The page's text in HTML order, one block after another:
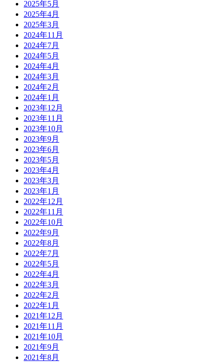
2025年5月
2025年4月
2025年3月
2024年11月
2024年7月
2024年5月
2024年4月
2024年3月
2024年2月
2024年1月
2023年12月
2023年11月
2023年10月
2023年9月
2023年6月
2023年5月
2023年4月
2023年3月
2023年1月
2022年12月
2022年11月
2022年10月
2022年9月
2022年8月
2022年7月
2022年5月
2022年4月
2022年3月
2022年2月
2022年1月
2021年12月
2021年11月
2021年10月
2021年9月
2021年8月